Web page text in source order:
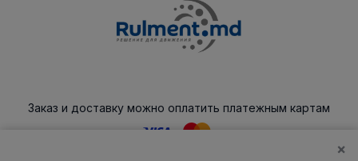
Заказ и доставку можно оплатить платежным картам
×